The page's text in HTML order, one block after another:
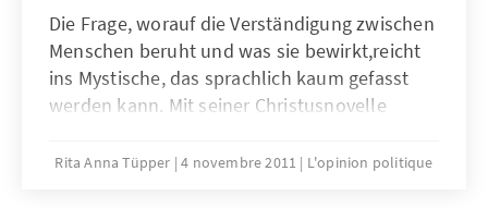
Die Frage, worauf die Verständigung zwischen
Menschen beruht und was sie bewirkt,reicht
ins Mystische, das sprachlich kaum gefasst
werden kann. Mit seiner Christusnovelle
Antwortversuch unternommen.
Rita Anna Tüpper 4 novembre 2011 L'opinion politique